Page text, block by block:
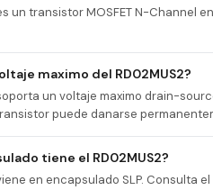
un transistor MOSFET N-Channel
maximo del RD02MUS2?
un voltaje maximo drain-
puede danarse
tiene el RD02MUS2?
en encapsulado SLP.